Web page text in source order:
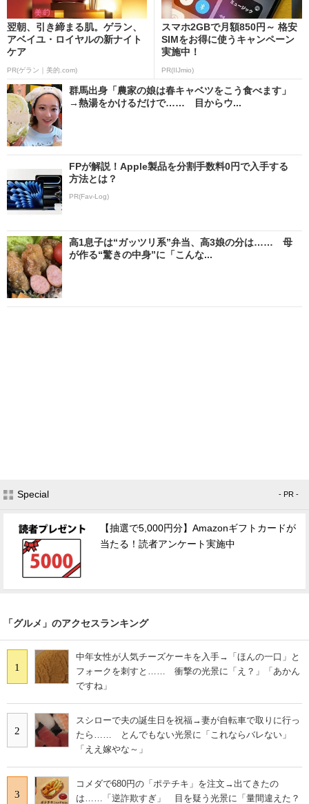
翌朝、引き締まる肌。ゲラン、
アベイユ・ロイヤルの新ナイト
ケア
PR(ゲラン｜美的.com)
スマホ2GBで月額850円～ 格安
SIMをお得に使うキャンペーン
実施中！
PR(IIJmio)
群馬出身「農家の娘は春キャベツをこう食べます」
→熱湯をかけるだけで…… 目からウ...
FPが解説！Apple製品を分割手数料0円で入手する
方法とは？
PR(Fav-Log)
高1息子は“ガッツリ系”弁当、高3娘の分は…… 母
が作る“驚きの中身”に「こんな...
Special - PR -
【抽選で5,000円分】Amazonギフトカードが
当たる！読者アンケート実施中
「グルメ」のアクセスランキング
1
中年女性が人気チーズケーキを入手→「ほんの一口」と
フォークを刺すと…… 衝撃の光景に「え？」「あかん
ですね」
2
スシローで夫の誕生日を祝福→妻が自転車で取りに行っ
たら…… とんでもない光景に「これならバレない」
「ええ嫁やな～」
3
コメダで680円の「ポテチキ」を注文→出てきたの
は……「逆詐欺すぎ」 目を疑う光景に「量間違えた？